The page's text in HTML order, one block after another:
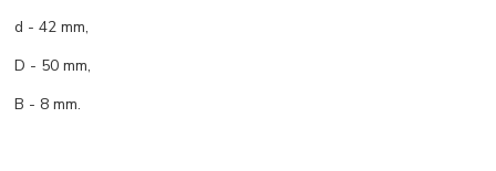
d - 42 mm,
D - 50 mm,
B - 8 mm.